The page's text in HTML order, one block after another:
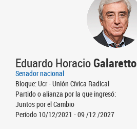
Eduardo HoracioGalaretto
Senador nacional
Bloque: Ucr - Unión Cívica Radical
Partido o alianza por la que ingresó:
Juntos por el Cambio
Período 10/12/2021 - 09 /12 /2027